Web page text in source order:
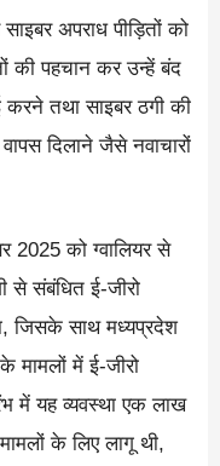
अपराध पीड़ितों को
की पहचान कर उन्हें बंद
करने तथा साइबर ठगी की
दिलाने जैसे नवाचारों
2025 को ग्वालियर से
से संबंधित ई-जीरो
जिसके साथ मध्यप्रदेश
मामलों में ई-जीरो
में यह व्यवस्था एक लाख
के लिए लागू थी,